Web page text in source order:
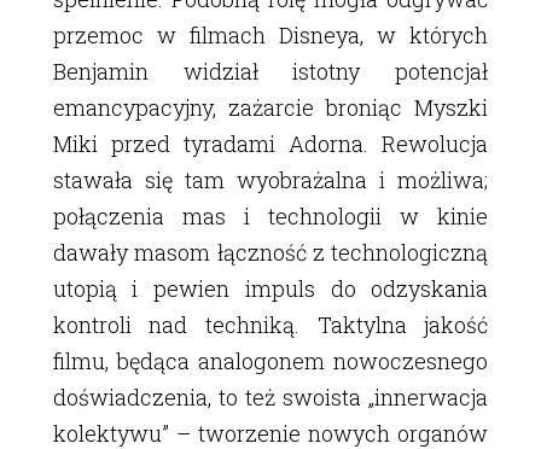
przemoc w filmach Disneya, w których
Benjamin widział istotny potencjał
emancypacyjny, zażarcie broniąc Myszki
Miki przed tyradami Adorna. Rewolucja
stawała się tam wyobrażalna i możliwa;
połączenia mas i technologii w kinie
dawały masom łączność z technologiczną
utopią i pewien impuls do odzyskania
kontroli nad techniką. Taktylna jakość
filmu, będąca analogonem nowoczesnego
doświadczenia, to też swoista „innerwacja
kolektywu” – tworzenie nowych organów